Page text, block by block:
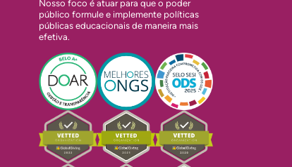
Nosso foco é atuar para que o poder
público formule e implemente políticas
públicas educacionais de maneira mais
efetiva.